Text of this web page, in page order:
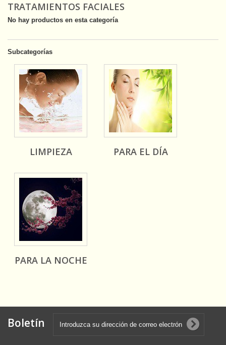
TRATAMIENTOS FACIALES
No hay productos en esta categoría
Subcategorías
LIMPIEZA PARA EL DÍA
PARA LA NOCHE
Boletín